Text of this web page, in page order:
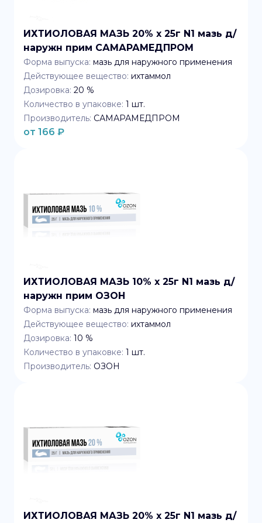
ИХТИОЛОВАЯ МАЗЬ 20% x 25г N1 мазь д/
наружн прим САМАРАМЕДПРОМ
Форма выпуска: мазь для наружного применения
Действующее вещество: ихтаммол
Дозировка: 20 %
Количество в упаковке: 1 шт.
Производитель: САМАРАМЕДПРОМ
от 166 ₽
ИХТИОЛОВАЯ МАЗЬ 10% x 25г N1 мазь д/
наружн прим ОЗОН
Форма выпуска: мазь для наружного применения
Действующее вещество: ихтаммол
Дозировка: 10 %
Количество в упаковке: 1 шт.
Производитель: ОЗОН
ИХТИОЛОВАЯ МАЗЬ 20% x 25г N1 мазь д/